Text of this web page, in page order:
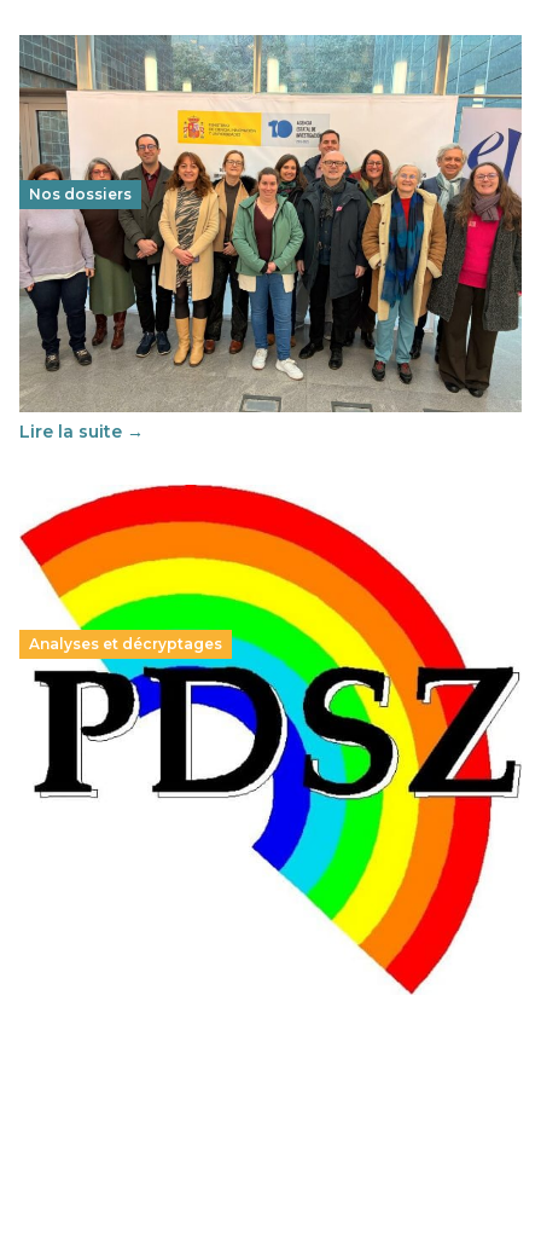
Nos dossiers
Éducation au vivre-ensemble : un échange croisé
franco-espagnol pour changer d’approche
29 juin 2026-National
Cette année, l'UNSA Éducation a mené un projet Erasmus
soutenu par l'union Européenne et centré sur l'éducation
au vivre-ensemble : quelles différences entre la France…
Lire la suite →
Analyses et décryptages
Hongrie : du changement pour les politiques
éducatives, aussi !
25 juin 2026
En Hongrie, le conservateur Peter Magyar et son parti
Tisza "Respect et liberté" ont remporté une large victoire,
contre le premier ministre sortant, Viktor Orban,…